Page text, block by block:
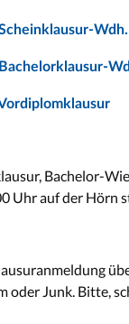
Wdh.
Bachelor-
Uhr auf der Hörn
oder Junk. Bitte,